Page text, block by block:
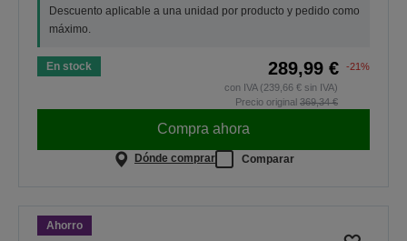
Descuento aplicable a una unidad por producto y pedido como
máximo.
En stock 289,99 €
-21%
con IVA (239,66 € sin IVA)
Precio original 369,34 €
Compra ahora
Dónde comprar Comparar
Ahorro